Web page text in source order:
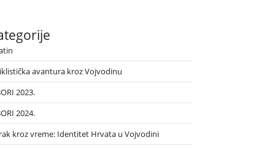
avantura kroz Vojvodinu
2023.
2024.
kroz vreme: Identitet Hrvata u Vojvodini